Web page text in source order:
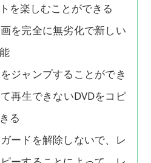
を楽しむことができる
を完全に無劣化で新しい
ャンプすることができ
再生できないDVDをコピ
る
ドを解除しないで、レ